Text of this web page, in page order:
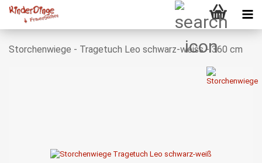
Storchenwiege - Tragetuch Leo schwarz-weiss - 360 cm